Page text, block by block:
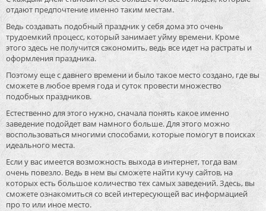
отдают предпочтение именно таким местам.
Ведь создавать подобный праздник у себя дома это очень
трудоемкий процесс, который занимает уйму времени. Кроме
этого здесь не получится сэкономить, ведь все идет на растраты и
оформления праздника.
Поэтому еще с давнего времени и было такое место создано, где вы
сможете в любое время года и суток провести множество
подобных праздников.
Естественно для этого нужно, сначала понять какое именно
заведение подойдет вам намного больше. Для этого можно
воспользоваться многими способами, которые помогут в поисках
идеального места.
Если у вас имеется возможность выхода в интернет, тогда вам
очень повезло. Ведь в нем вы сможете найти кучу сайтов, на
которых есть большое количество тех самых заведений. Здесь, вы
сможете ознакомиться со всей интересующей вас информацией
про то или иное место.